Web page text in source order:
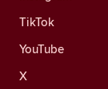
TikTok
YouTube
X